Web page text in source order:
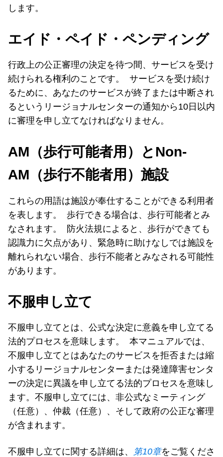
します。
エイド・ペイド・ペンディング
行政上の公正審理の決定を待つ間、サービスを受け
続けられる権利のことです。 サービスを受け続け
るために、あなたのサービスが終了または中断され
るというリージョナルセンターの通知から10日以内
に審理を申し立てなければなりません。
AM（歩行可能者用）とNon-
AM（歩行不能者用）施設
これらの用語は施設が奉仕することができる利用者
を表します。 歩行できる場合は、歩行可能者とみ
なされます。 防火法規によると、歩行ができても
認識力に欠点があり、緊急時に助けなしでは施設を
離れられない場合、歩行不能者とみなされる可能性
があります。
不服申し立て
不服申し立てとは、公式な決定に意義を申し立てる
法的プロセスを意味します。 本マニュアルでは、
不服申し立てとはあなたのサービスを拒否または縮
小するリージョナルセンターまたは発達障害センタ
ーの決定に異議を申し立てる法的プロセスを意味し
ます。不服申し立てには、非公式なミーティング
（任意）、仲裁（任意）、そして政府の公正な審理
が含まれます。
不服申し立てに関する詳細は、 第10章をご覧くださ